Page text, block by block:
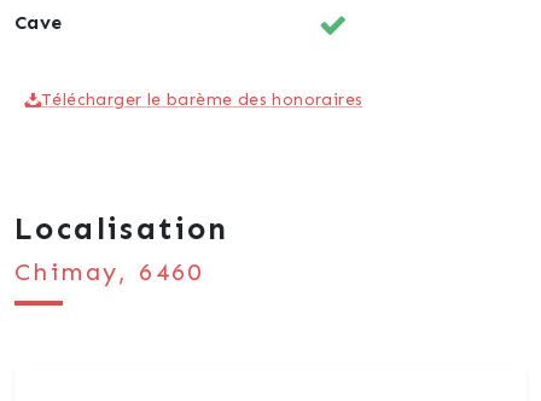
Cave
Télécharger le barème des honoraires
Localisation
Chimay, 6460